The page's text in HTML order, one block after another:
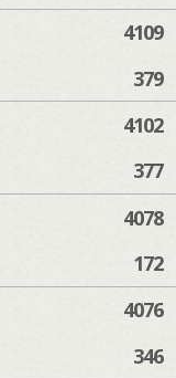
4109
379
4102
377
4078
172
4076
346